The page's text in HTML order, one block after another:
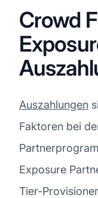
Crowd
Auszahlungen
Faktoren bei
Exposure
Tier-